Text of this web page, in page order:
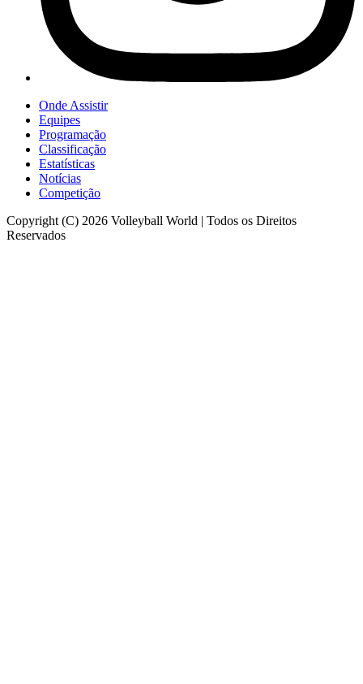
Onde Assistir
Equipes
Programação
Classificação
Estatísticas
Notícias
Competição
Copyright (C) 2026 Volleyball World | Todos os Direitos
Reservados